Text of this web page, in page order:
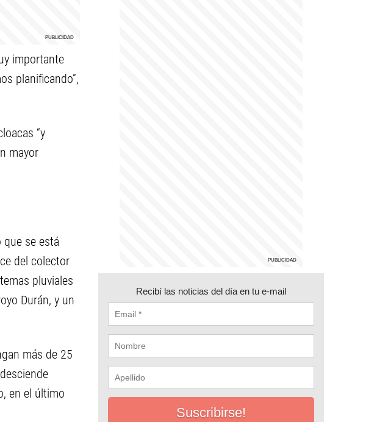
importante
planificando”,
“y
mayor
que se está
del colector
pluviales
Durán, y un
más de 25
en el último
Recibí las noticias del día en tu e-mail